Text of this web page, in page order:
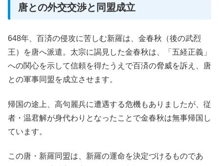
唐との外交交渉と同盟成立
648年、百済の侵攻に苦しむ新羅は、金春秋（後の武烈
王）を唐へ派遣。太宗に謁見した金春秋は、「五経正義」
への関心を示して信頼を得たうえで百済の脅威を訴え、唐
との軍事同盟を成立させます。
帰国の途上、高句麗兵に遭遇する危機もありましたが、従
者・温君解が身代わりとなったことで金春秋は無事帰国し
ています。
この唐・新羅同盟は、新羅の運命を決定づけるものであ